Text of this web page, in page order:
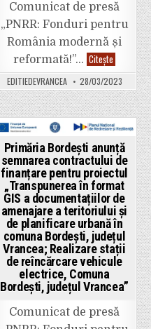
Comunicat de presă
„PNRR: Fonduri pentru
România modernă și
reformată!”… Citește
COMUNA
VIZANTEA-
LIVEZI
anunță
începerea
proiectului
„Achiziția
de
microbuze
nepoluante
și
stații
de
încărcare
în
cadrul
Comuna
Vizantea-
Livezi
Comuna
Câmpuri
–
Comuna
Soveja
–
Comuna
Răcoasa”
EDITIEDEVRANCEA 28/03/2023
Posted
in
Primăria Bordești anunță
semnarea contractului de
finanțare pentru proiectul
„Transpunerea în format
GIS a documentațiilor de
amenajare a teritoriului și
de planificare urbană în
comuna Bordești, județul
Vrancea; Realizare stații
de reîncărcare vehicule
electrice, Comuna
Bordești, județul Vrancea”
Comunicat de presă